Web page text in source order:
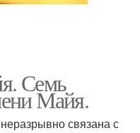
Семь
Майя.
связана с